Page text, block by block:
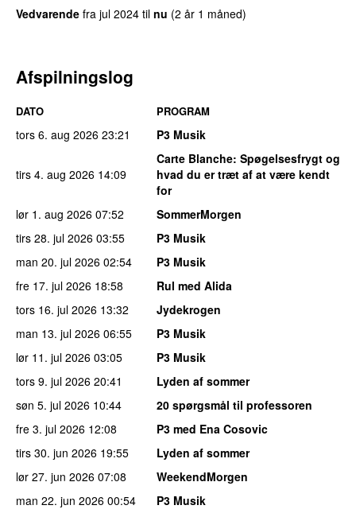
Vedvarende fra jul 2024 til nu (2 år 1 måned)
Afspilningslog
DATO PROGRAM
tors 6. aug 2026 23:21 P3 Musik
tirs 4. aug 2026 14:09
Carte Blanche: Spøgelsesfrygt og
hvad du er træt af at være kendt
for
lør 1. aug 2026 07:52
SommerMorgen
tirs 28. jul 2026 03:55
P3 Musik
man 20. jul 2026 02:54
P3 Musik
fre 17. jul 2026 18:58
Rul med Alida
tors 16. jul 2026 13:32
Jydekrogen
man 13. jul 2026 06:55
P3 Musik
lør 11. jul 2026 03:05
P3 Musik
tors 9. jul 2026 20:41
Lyden af sommer
søn 5. jul 2026 10:44
20 spørgsmål til professoren
fre 3. jul 2026 12:08
P3 med Ena Cosovic
tirs 30. jun 2026 19:55
Lyden af sommer
lør 27. jun 2026 07:08
WeekendMorgen
man 22. jun 2026 00:54
P3 Musik